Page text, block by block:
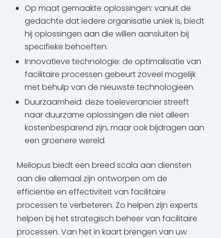
Op maat gemaakte oplossingen: vanuit de
gedachte dat iedere organisatie uniek is, biedt
hij oplossingen aan die willen aansluiten bij
specifieke behoeften.
Innovatieve technologie: de optimalisatie van
facilitaire processen gebeurt zoveel mogelijk
met behulp van de nieuwste technologieën.
Duurzaamheid: deze toeleverancier streeft
naar duurzame oplossingen die niet alleen
kostenbesparend zijn, maar ook bijdragen aan
een groenere wereld.
Meliopus biedt een breed scala aan diensten
aan die allemaal zijn ontworpen om de
efficiëntie en effectiviteit van facilitaire
processen te verbeteren. Zo helpen zijn experts
helpen bij het strategisch beheer van facilitaire
processen. Van het in kaart brengen van uw